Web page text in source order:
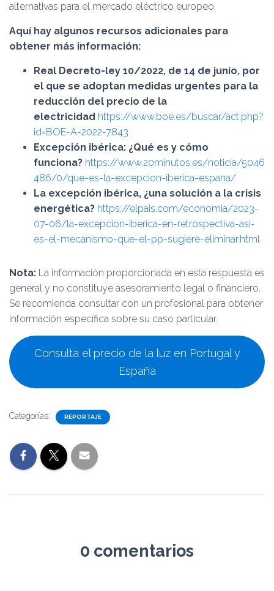
alternativas para el mercado eléctrico europeo.
Aquí hay algunos recursos adicionales para
obtener más información:
Real Decreto-ley 10/2022, de 14 de junio, por
el que se adoptan medidas urgentes para la
reducción del precio de la
electricidad https://www.boe.es/buscar/act.php?
id=BOE-A-2022-7843
Excepción ibérica: ¿Qué es y cómo
funciona? https://www.20minutos.es/noticia/5046
486/0/que-es-la-excepcion-iberica-espana/
La excepción ibérica, ¿una solución a la crisis
energética? https://elpais.com/economia/2023-
07-06/la-excepcion-iberica-en-retrospectiva-asi-
es-el-mecanismo-que-el-pp-sugiere-eliminar.html
Nota: La información proporcionada en esta respuesta es
general y no constituye asesoramiento legal o financiero.
Se recomienda consultar con un profesional para obtener
información específica sobre su caso particular.
Consulta el precio de la luz en Portugal y
España
Categorías: REPORTAJE
0 comentarios